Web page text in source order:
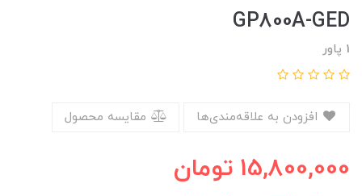
GP800A-GED
1 پاور
مقایسه محصول
15,800,000 تومان